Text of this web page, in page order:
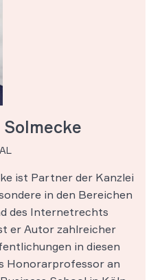
ist Partner der Kanzlei
in den Bereichen
des Internetrechts
er Autor zahlreicher
in diesen
Honorarprofessor an